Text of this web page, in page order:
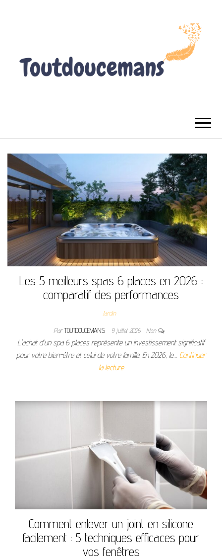
Les 5 meilleurs spas 6 places en 2026 :
comparatif des performances
Jardin
ParTOUTDOUCEMANS 9 juillet 2026 Non
L'achat d'un spa 6 places représente un investissement significatif
pour votre bien-être et celui de votre famille. En 2026, le… Continuer
la lecture
Comment enlever un joint en silicone
facilement : 5 techniques efficaces pour
vos fenêtres